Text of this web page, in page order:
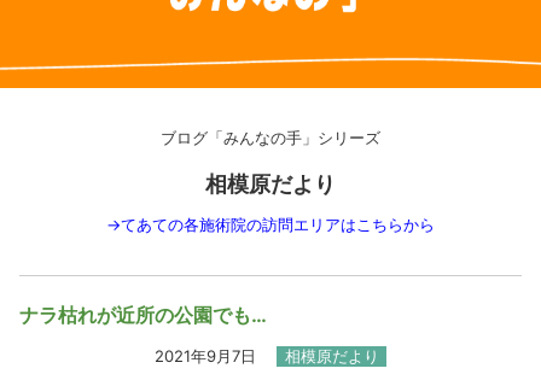
ブログ「みんなの手」シリーズ
相模原だより
→てあての各施術院の訪問エリアはこちらから
ナラ枯れが近所の公園でも…
2021年9月7日 相模原だより